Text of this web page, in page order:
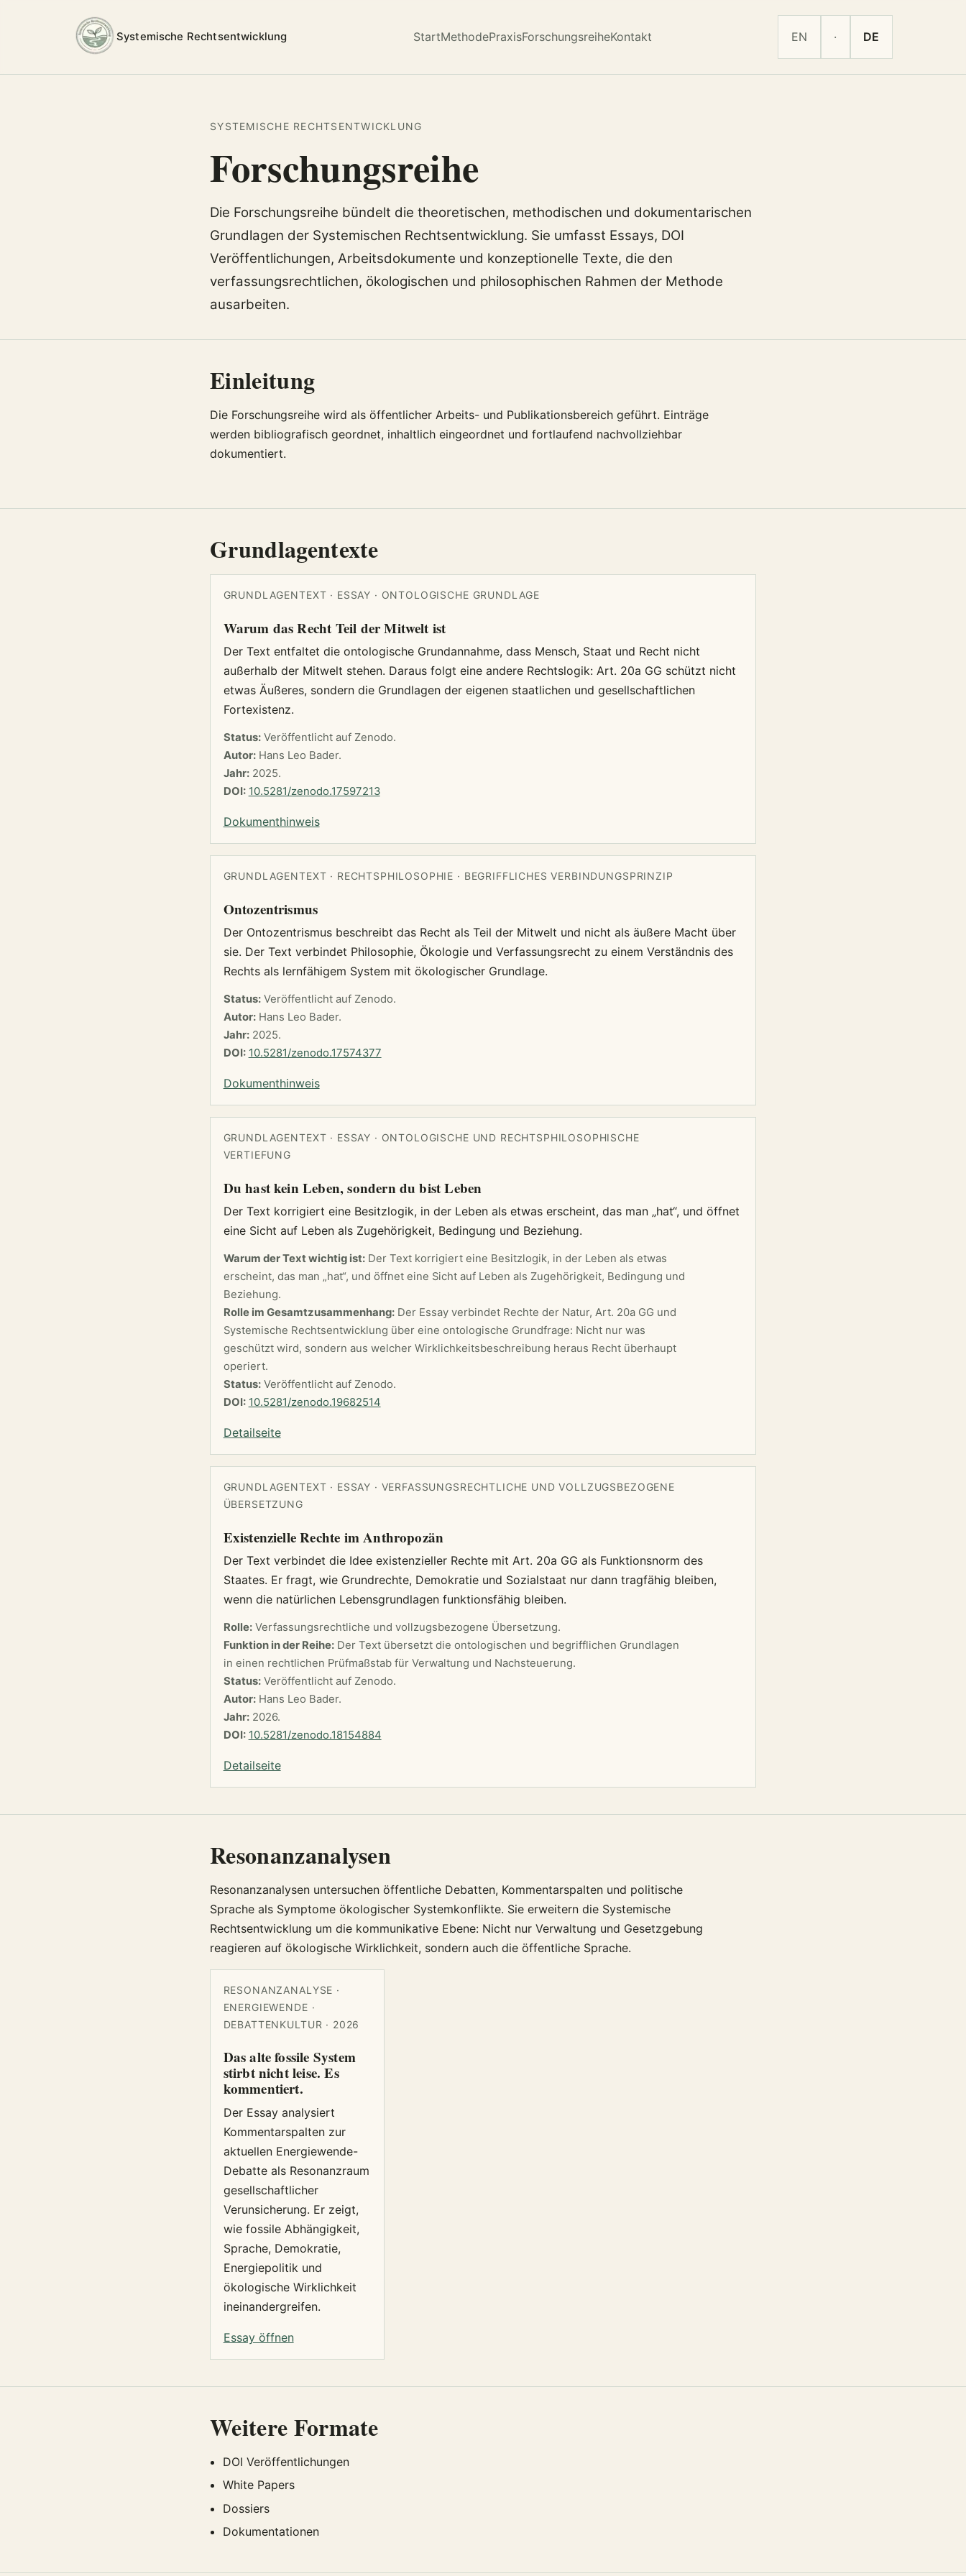
Systemische Rechtsentwicklung StartMethodePraxisForschungsreiheKontakt EN · DE
SYSTEMISCHE RECHTSENTWICKLUNG
Forschungsreihe
Die Forschungsreihe bündelt die theoretischen, methodischen und dokumentarischen
Grundlagen der Systemischen Rechtsentwicklung. Sie umfasst Essays, DOI
Veröffentlichungen, Arbeitsdokumente und konzeptionelle Texte, die den
verfassungsrechtlichen, ökologischen und philosophischen Rahmen der Methode
ausarbeiten.
Einleitung
Die Forschungsreihe wird als öffentlicher Arbeits- und Publikationsbereich geführt. Einträge
werden bibliografisch geordnet, inhaltlich eingeordnet und fortlaufend nachvollziehbar
dokumentiert.
Grundlagentexte
GRUNDLAGENTEXT · ESSAY · ONTOLOGISCHE GRUNDLAGE
Warum das Recht Teil der Mitwelt ist
Der Text entfaltet die ontologische Grundannahme, dass Mensch, Staat und Recht nicht
außerhalb der Mitwelt stehen. Daraus folgt eine andere Rechtslogik: Art. 20a GG schützt nicht
etwas Äußeres, sondern die Grundlagen der eigenen staatlichen und gesellschaftlichen
Fortexistenz.
Status:Veröffentlicht auf Zenodo.
Autor:Hans Leo Bader.
Jahr:2025.
DOI: 10.5281/zenodo.17597213
Dokumenthinweis
GRUNDLAGENTEXT · RECHTSPHILOSOPHIE · BEGRIFFLICHES VERBINDUNGSPRINZIP
Ontozentrismus
Der Ontozentrismus beschreibt das Recht als Teil der Mitwelt und nicht als äußere Macht über
sie. Der Text verbindet Philosophie, Ökologie und Verfassungsrecht zu einem Verständnis des
Rechts als lernfähigem System mit ökologischer Grundlage.
Status:Veröffentlicht auf Zenodo.
Autor:Hans Leo Bader.
Jahr:2025.
DOI: 10.5281/zenodo.17574377
Dokumenthinweis
GRUNDLAGENTEXT · ESSAY · ONTOLOGISCHE UND RECHTSPHILOSOPHISCHE
VERTIEFUNG
Du hast kein Leben, sondern du bist Leben
Der Text korrigiert eine Besitzlogik, in der Leben als etwas erscheint, das man „hat“, und öffnet
eine Sicht auf Leben als Zugehörigkeit, Bedingung und Beziehung.
Warum der Text wichtig ist:Der Text korrigiert eine Besitzlogik, in der Leben als etwas
erscheint, das man „hat“, und öffnet eine Sicht auf Leben als Zugehörigkeit, Bedingung und
Beziehung.
Rolle im Gesamtzusammenhang:Der Essay verbindet Rechte der Natur, Art. 20a GG und
Systemische Rechtsentwicklung über eine ontologische Grundfrage: Nicht nur was
geschützt wird, sondern aus welcher Wirklichkeitsbeschreibung heraus Recht überhaupt
operiert.
Status:Veröffentlicht auf Zenodo.
DOI: 10.5281/zenodo.19682514
Detailseite
GRUNDLAGENTEXT · ESSAY · VERFASSUNGSRECHTLICHE UND VOLLZUGSBEZOGENE
ÜBERSETZUNG
Existenzielle Rechte im Anthropozän
Der Text verbindet die Idee existenzieller Rechte mit Art. 20a GG als Funktionsnorm des
Staates. Er fragt, wie Grundrechte, Demokratie und Sozialstaat nur dann tragfähig bleiben,
wenn die natürlichen Lebensgrundlagen funktionsfähig bleiben.
Rolle:Verfassungsrechtliche und vollzugsbezogene Übersetzung.
Funktion in der Reihe:Der Text übersetzt die ontologischen und begrifflichen Grundlagen
in einen rechtlichen Prüfmaßstab für Verwaltung und Nachsteuerung.
Status:Veröffentlicht auf Zenodo.
Autor:Hans Leo Bader.
Jahr:2026.
DOI: 10.5281/zenodo.18154884
Detailseite
Resonanzanalysen
Resonanzanalysen untersuchen öffentliche Debatten, Kommentarspalten und politische
Sprache als Symptome ökologischer Systemkonflikte. Sie erweitern die Systemische
Rechtsentwicklung um die kommunikative Ebene: Nicht nur Verwaltung und Gesetzgebung
reagieren auf ökologische Wirklichkeit, sondern auch die öffentliche Sprache.
RESONANZANALYSE ·
ENERGIEWENDE ·
DEBATTENKULTUR · 2026
Das alte fossile System
stirbt nicht leise. Es
kommentiert.
Der Essay analysiert
Kommentarspalten zur
aktuellen Energiewende-
Debatte als Resonanzraum
gesellschaftlicher
Verunsicherung. Er zeigt,
wie fossile Abhängigkeit,
Sprache, Demokratie,
Energiepolitik und
ökologische Wirklichkeit
ineinandergreifen.
Essay öffnen
Weitere Formate
DOI Veröffentlichungen
White Papers
Dossiers
Dokumentationen